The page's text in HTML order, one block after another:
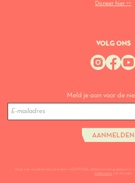
Doneer hier >>
VOLG ONS
Meld je aan voor de
AANMELDEN
Deze site wordt beschermd door reCAPTCHA, dataverwerking gebeurt in
Addendum van Google.